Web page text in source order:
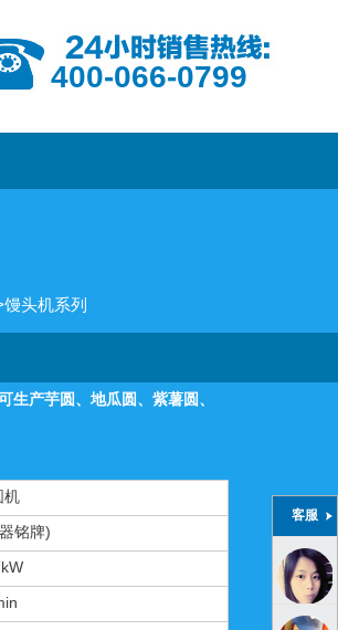
400-066-0799
馒头机系列
产芋圆、地瓜圆、紫薯圆、
机
铭牌)
客服